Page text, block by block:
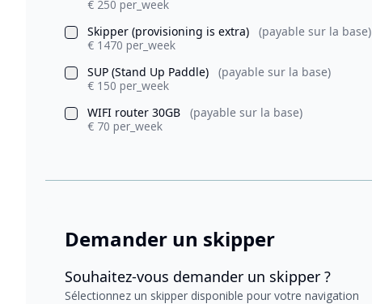
€ 250 per_week
Skipper (provisioning is extra)
(payable sur la base)
€ 1470 per_week
SUP (Stand Up Paddle)
(payable sur la base)
€ 150 per_week
WIFI router 30GB
(payable sur la base)
€ 70 per_week
Demander un skipper
Souhaitez-vous demander un skipper ?
Sélectionnez un skipper disponible pour votre navigation